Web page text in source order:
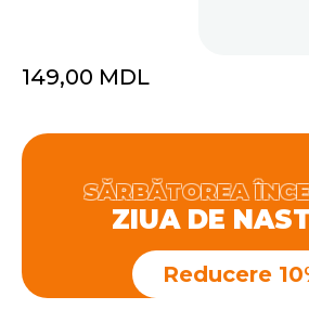
149,00 MDL
SĂRBĂTOREA
ZIUA DE
Reducere